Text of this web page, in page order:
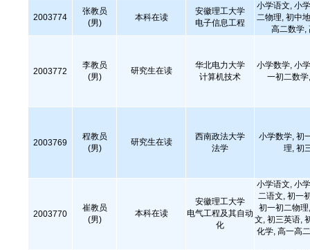
2003774
张教员
(男)
本科在读
安徽理工大学
电子信息工程
小学语文, 小
二物理, 初中
高二数学,
2003772
李教员
(男)
研究生在读
华北电力大学
计算机技术
小学数学, 小
一初二数
2003769
程教员
(男)
研究生在读
西南政法大学
法学
小学数学, 初
理, 初
2003770
崔教员
(男)
本科在读
安徽理工大学
电气工程及其自动
化
小学语文, 小
二语文, 初一
初一初二物
文, 初三英语,
化学, 高一高